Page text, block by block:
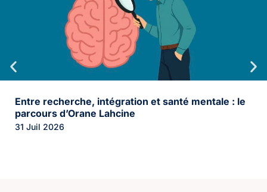
Entre recherche, intégration et santé mentale : le
parcours d’Orane Lahcine
31 Juil 2026